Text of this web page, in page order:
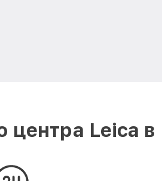
Leica в